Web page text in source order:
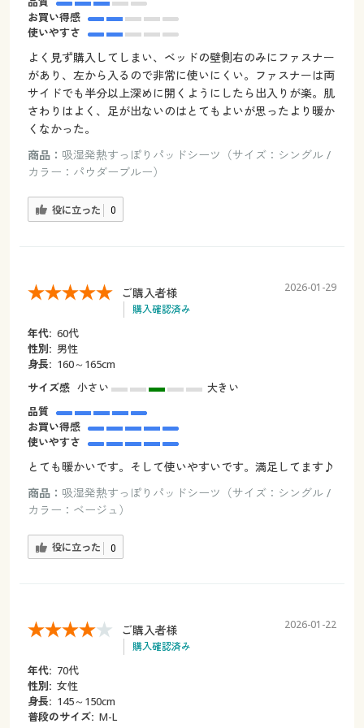
お買い得感
使いやすさ
よく見ず購入してしまい、ベッドの壁側右のみにファスナー
があり、左から入るので非常に使いにくい。ファスナーは両
サイドでも半分以上深めに開くようにしたら出入りが楽。肌
さわりはよく、足が出ないのはとてもよいが思ったより暖か
くなかった。
商品： 吸湿発熱すっぽりパッドシーツ（サイズ：シングル /
カラー：パウダーブルー）
役に立った 0
ご購入者様
購入確認済み
2026-01-29
年代: 60代
性別: 男性
身長: 160～165cm
サイズ感 小さい
大きい
品質
お買い得感
使いやすさ
とても暖かいです。そして使いやすいです。満足してます♪
商品： 吸湿発熱すっぽりパッドシーツ（サイズ：シングル /
カラー：ベージュ）
役に立った 0
ご購入者様
購入確認済み
2026-01-22
年代: 70代
性別: 女性
身長: 145～150cm
普段のサイズ: M-L